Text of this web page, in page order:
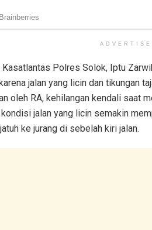
Kasatlantas Polres Solok, Iptu
jalan yang licin dan tikungan
oleh RA, kehilangan kendali saat
jalan yang licin semakin
ke jurang di sebelah kiri jalan.